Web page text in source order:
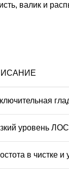
валик и
уровень ЛОС
в чистке и